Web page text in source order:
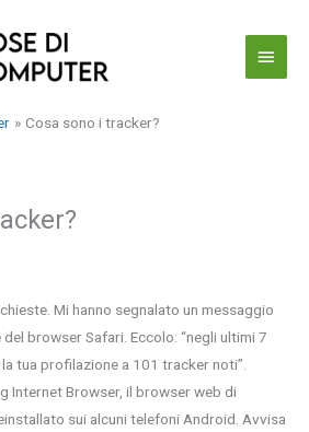
Menu
Cosa sono i tracker?
Mi hanno segnalato un messaggio
browser Safari. Eccolo: “negli ultimi 7
tua profilazione a 101 tracker noti”.
Internet Browser, il browser web di
sui alcuni telefoni Android. Avvisa